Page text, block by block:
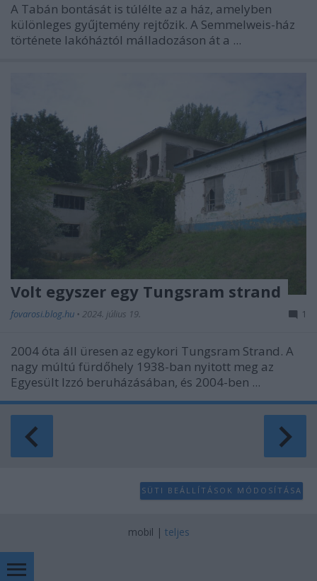
A Tabán bontását is túlélte az a ház, amelyben
különleges gyűjtemény rejtőzik. A Semmelweis-ház
története lakóháztól málladozáson át a ...
Volt egyszer egy Tungsram strand
fovarosi.blog.hu • 2024. július 19. 1
2004 óta áll üresen az egykori Tungsram Strand. A
nagy múltú fürdőhely 1938-ban nyitott meg az
Egyesült Izzó beruházásában, és 2004-ben ...
SÜTI BEÁLLÍTÁSOK MÓDOSÍTÁSA
mobil | teljes